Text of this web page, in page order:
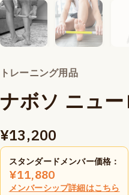
トレーニング用品
ナボソ ニュ
¥13,200
スタンダードメンバー価格：
¥11,880
メンバーシップ詳細はこちら